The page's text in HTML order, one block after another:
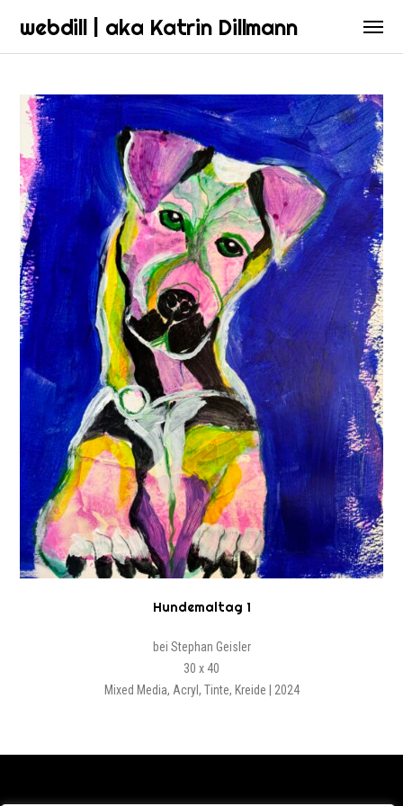
webdill | aka Katrin Dillmann
Hundemaltag 1
bei Stephan Geisler
30 x 40
Mixed Media, Acryl, Tinte, Kreide | 2024